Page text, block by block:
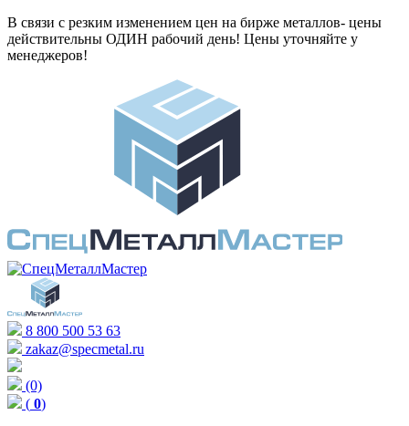
В связи с резким изменением цен на бирже металлов- цены
действительны ОДИН рабочий день! Цены уточняйте у
менеджеров!
8 800 500 53 63
zakaz@specmetal.ru
(0)
( 0)